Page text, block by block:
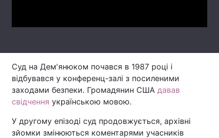
Тема оформлення
Суд на Дем'янюком почався в 1987 році і
відбувався у конференц-залі з посиленими
заходами безпеки. Громадянин США давав
свідчення українською мовою.
У другому епізоді суд продовжується, архівні
зйомки змінюються коментарями учасників